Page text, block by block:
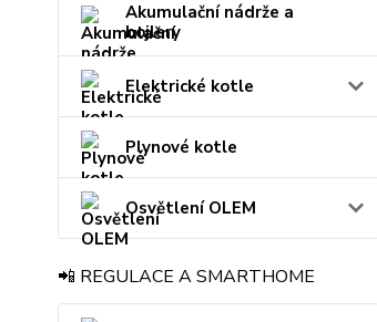
Akumulační nádrže a
bojlery
Elektrické kotle
Plynové kotle
Osvětlení OLEM
📲 REGULACE A SMARTHOME